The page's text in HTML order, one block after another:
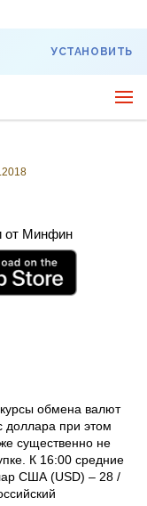
УСТАНОВИТЬ
от Минфин
обмена валют
доллара при этом
существенно не
К 16:00 средние
США (USD) – 28 /